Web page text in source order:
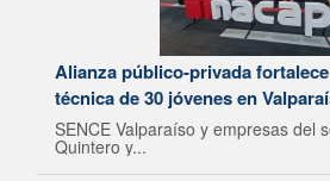
Alianza público-privada
técnica de 30 jóvenes en
SENCE Valparaíso y empresas del
Quintero y...